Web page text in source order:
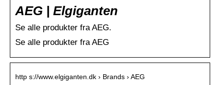
AEG | Elgiganten
Se alle produkter fra AEG.
Se alle produkter fra AEG
http s://www.elgiganten.dk › Brands › AEG